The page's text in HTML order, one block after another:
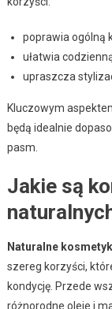
poprawia ogólną
ułatwia
upraszcza
Kluczowym
będą idealnie
pasm.
Jakie są
Naturalne
szereg korzyści,
kondycję. Przede
różnorodne oleje i